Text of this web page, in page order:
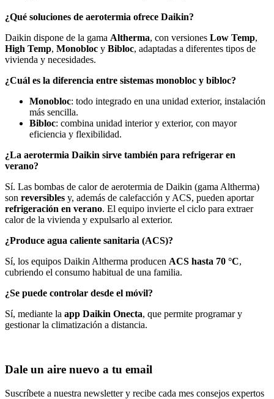
¿Qué soluciones de aerotermia ofrece Daikin?
Daikin dispone de la gama Altherma, con versiones Low Temp,
High Temp, Monobloc y Bibloc, adaptadas a diferentes tipos de
vivienda y necesidades.
¿Cuál es la diferencia entre sistemas monobloc y bibloc?
Monobloc: todo integrado en una unidad exterior, instalación
más sencilla.
Bibloc: combina unidad interior y exterior, con mayor
eficiencia y flexibilidad.
¿La aerotermia Daikin sirve también para refrigerar en
verano?
Sí. Las bombas de calor de aerotermia de Daikin (gama Altherma)
son reversibles y, además de calefacción y ACS, pueden aportar
refrigeración en verano. El equipo invierte el ciclo para extraer
calor de la vivienda y expulsarlo al exterior.
¿Produce agua caliente sanitaria (ACS)?
Sí, los equipos Daikin Altherma producen ACS hasta 70 °C,
cubriendo el consumo habitual de una familia.
¿Se puede controlar desde el móvil?
Sí, mediante la app Daikin Onecta, que permite programar y
gestionar la climatización a distancia.
Dale un aire nuevo a tu email
Suscríbete a nuestra newsletter y recibe cada mes consejos expertos